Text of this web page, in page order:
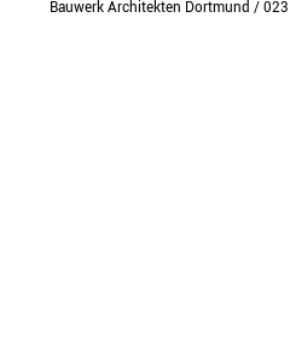
Bauwerk Architekten Dortmund /